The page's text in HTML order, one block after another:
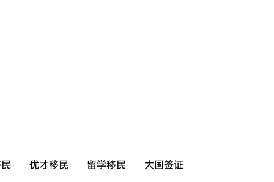
优才移民 留学移民 大国签证